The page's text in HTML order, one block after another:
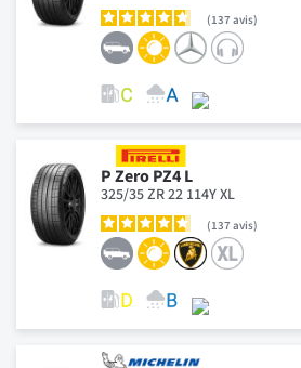
137 avis
P Zero PZ4 L
325/35 ZR 22 114Y XL
137 avis